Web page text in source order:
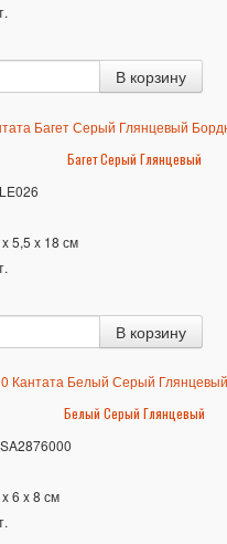
Багет Серый Глянцевый
x 5,5 x 18 см
Белый Серый Глянцевый
6 x 8 см